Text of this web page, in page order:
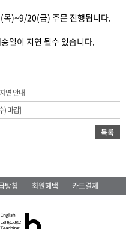
목)~9/20(금) 주문 진행됩니다.
일이 지연 될수 있습니다.
연 안내
) 마감]
목록
방침 회원혜택 카드결제